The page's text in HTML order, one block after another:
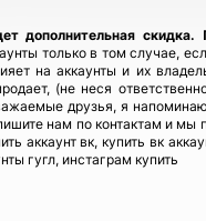
дополнительная скидка.
только в том случае,
на аккаунты и их
(не неся
друзья, я
нам по контактам и мы
аккаунт вк, купить вк
гугл, инстаграм купить